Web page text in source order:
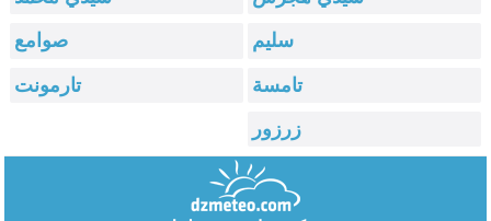
سليم صوامع
تامسة تارمونت
زرزور